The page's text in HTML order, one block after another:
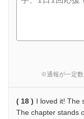
※通報が一定数
( 18 ) I loved it! The
The chapter stands